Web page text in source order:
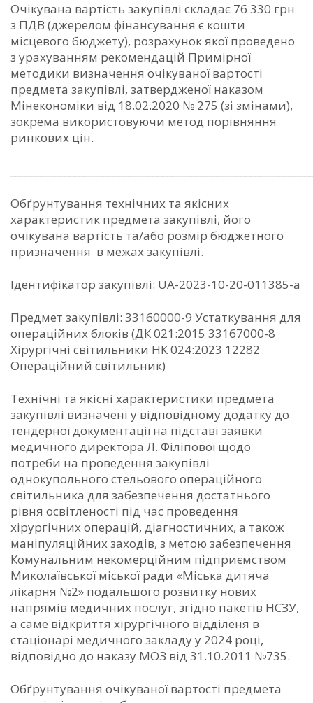
Очікувана вартість закупівлі складає 76 330 грн
з ПДВ (джерелом фінансування є кошти
місцевого бюджету), розрахунок якої проведено
з урахуванням рекомендацій Примірної
методики визначення очікуваної вартості
предмета закупівлі, затвердженої наказом
Мінекономіки від 18.02.2020 № 275 (зі змінами),
зокрема використовуючи метод порівняння
ринкових цін.
Обґрунтування технічних та якісних
характеристик предмета закупівлі, його
очікувана вартість та/або розмір бюджетного
призначення в межах закупівлі.
Ідентифікатор закупівлі: UA-2023-10-20-011385-a
Предмет закупівлі: 33160000-9 Устаткування для
операційних блоків (ДК 021:2015 33167000-8
Хірургічні світильники НК 024:2023 12282
Операційний світильник)
Технічні та якісні характеристики предмета
закупівлі визначені у відповідному додатку до
тендерної документації на підставі заявки
медичного директора Л. Філіпової щодо
потреби на проведення закупівлі
однокупольного стельового операційного
світильника для забезпечення достатнього
рівня освітленості під час проведення
хірургічних операцій, діагностичних, а також
маніпуляційних заходів, з метою забезпечення
Комунальним некомерційним підприємством
Миколаївської міської ради «Міська дитяча
лікарня №2» подальшого розвитку нових
напрямів медичних послуг, згідно пакетів НСЗУ,
а саме відкриття хірургічного відділеня в
стаціонарі медичного закладу у 2024 році,
відповідно до наказу МОЗ від 31.10.2011 №735.
Обґрунтування очікуваної вартості предмета